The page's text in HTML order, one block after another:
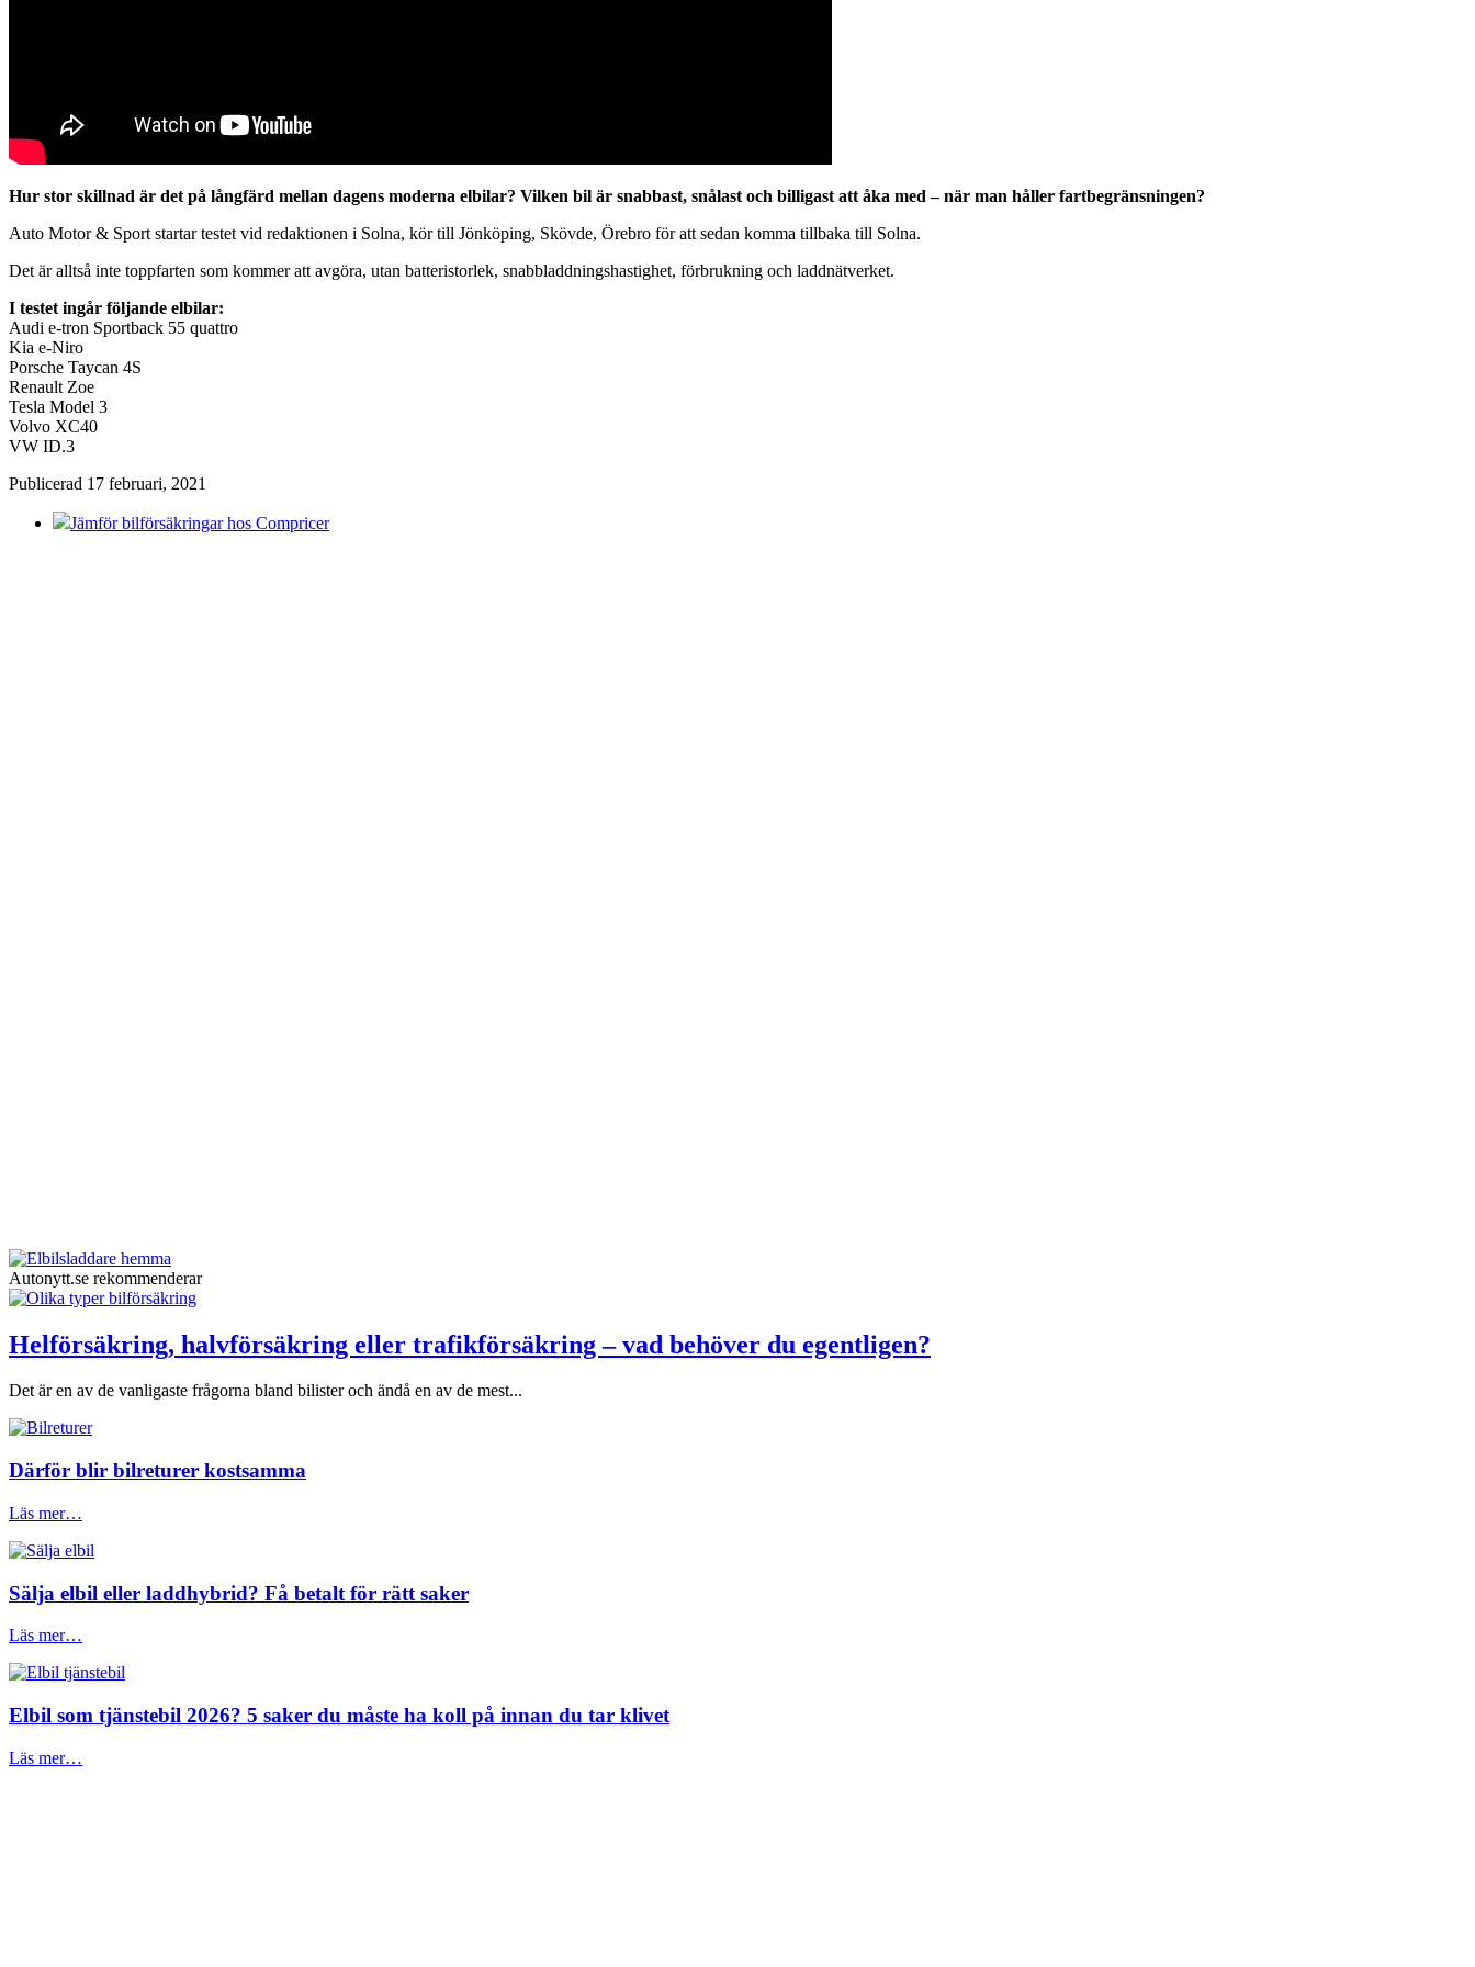
Hur stor skillnad är det på långfärd mellan dagens moderna elbilar? Vilken bil är snabbast, snålast och billigast att åka med – när man håller fartbegränsningen?
Auto Motor & Sport startar testet vid redaktionen i Solna, kör till Jönköping, Skövde, Örebro för att sedan komma tillbaka till Solna.
Det är alltså inte toppfarten som kommer att avgöra, utan batteristorlek, snabbladdningshastighet, förbrukning och laddnätverket.
I testet ingår följande elbilar:
Audi e-tron Sportback 55 quattro
Kia e-Niro
Porsche Taycan 4S
Renault Zoe
Tesla Model 3
Volvo XC40
VW ID.3
Publicerad 17 februari, 2021
Jämför bilförsäkringar hos Compricer
Autonytt.se rekommenderar
Helförsäkring, halvförsäkring eller trafikförsäkring – vad behöver du egentligen?
Det är en av de vanligaste frågorna bland bilister och ändå en av de mest...
Därför blir bilreturer kostsamma
Läs mer…
Sälja elbil eller laddhybrid? Få betalt för rätt saker
Läs mer…
Elbil som tjänstebil 2026? 5 saker du måste ha koll på innan du tar klivet
Läs mer…